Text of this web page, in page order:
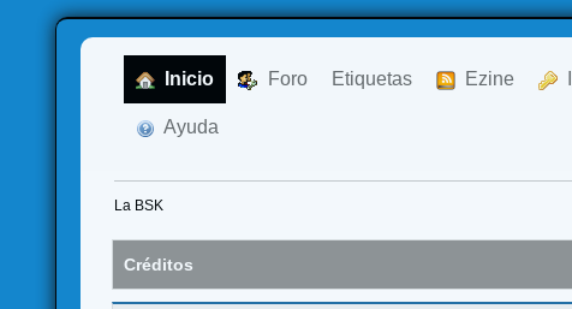
Inicio Foro Etiquetas Ezine
Ayuda
La BSK
Créditos